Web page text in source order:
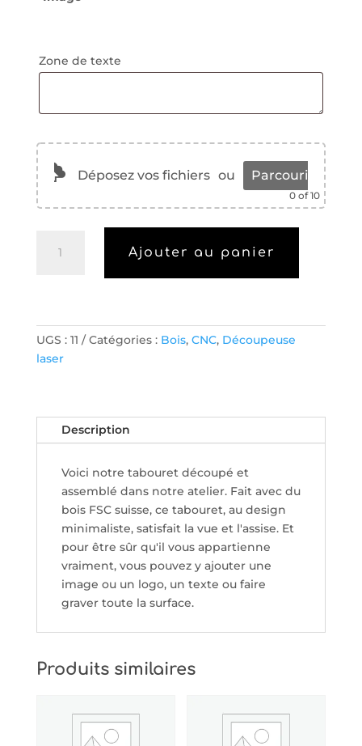
Zone de texte
Déposez vos fichiers ou Parcourir
0 of 10
Ajouter au panier
l
t
e
a
t
UGS : 11 Catégories : Bois, CNC, Découpeuse
laser
Description
Voici notre tabouret découpé et
assemblé dans notre atelier. Fait avec du
bois FSC suisse, ce tabouret, au design
minimaliste, satisfait la vue et l'assise. Et
pour être sûr qu'il vous appartienne
vraiment, vous pouvez y ajouter une
image ou un logo, un texte ou faire
graver toute la surface.
Produits similaires